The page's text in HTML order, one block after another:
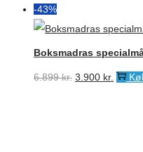
-43%
Boksmadras
6.899kr. Den
3.900 kr. Den